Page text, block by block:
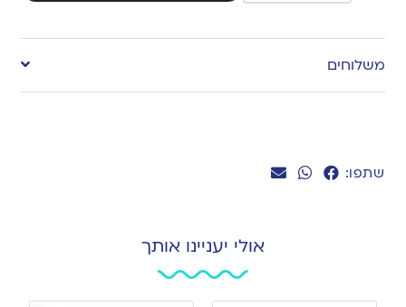
שתפו:
to
wishlist
משלוחים
אולי יעניינו אותך